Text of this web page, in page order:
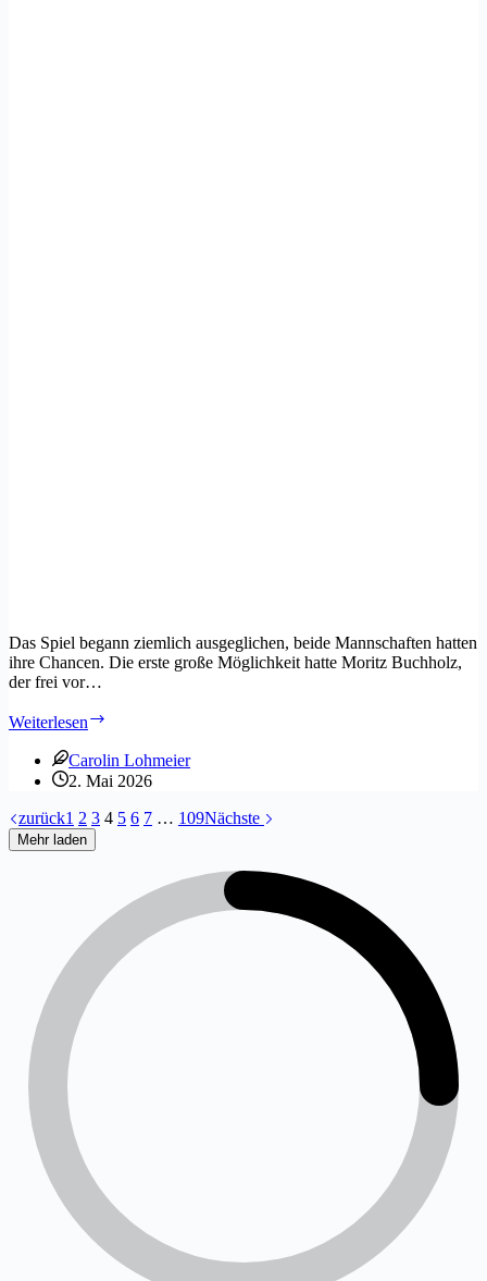
Das Spiel begann ziemlich ausgeglichen, beide Mannschaften hatten
ihre Chancen. Die erste große Möglichkeit hatte Moritz Buchholz,
der frei vor…
Weiterlesen
Allershausen
Carolin Lohmeier
2. Mai 2026
zurück1 2 3 4 5 6 7 … 109Nächste
Mehr laden